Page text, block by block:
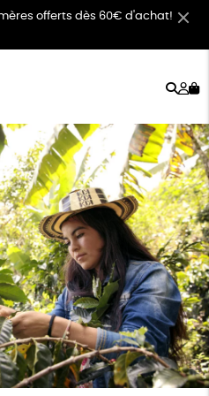
offerts dès 60€ d'achat!